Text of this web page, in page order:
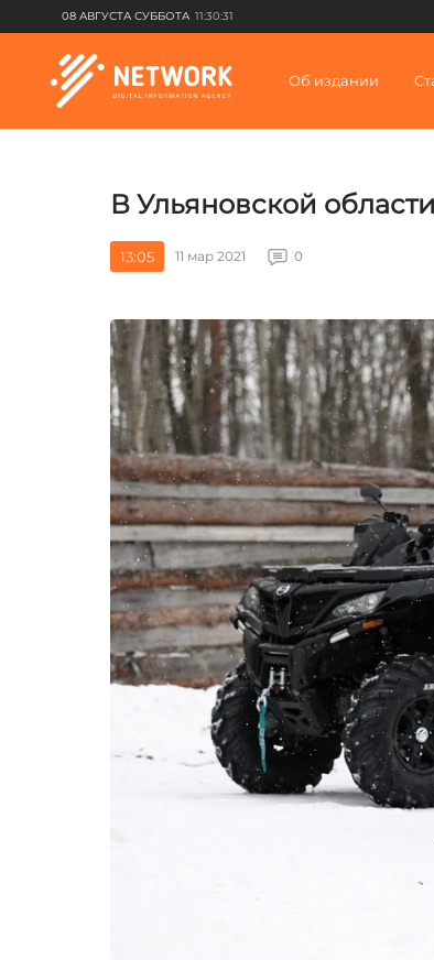
08 АВГУСТА СУББОТА 11:30:31
Об издании
В Ульяновской
13:05 11 мар 2021 0